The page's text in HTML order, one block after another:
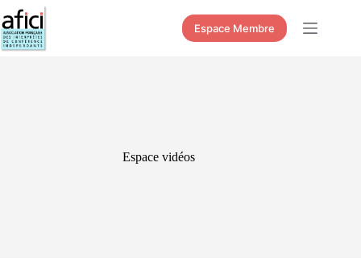
Passer
au
contenu
Espace Membre
Espace vidéos